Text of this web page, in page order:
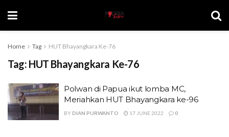
Home Tag HUT Bhayangkara Ke-76
Tag: HUT Bhayangkara Ke-76
Polwan di Papua ikut lomba MC,
Meriahkan HUT Bhayangkara ke-96
BY DIAN PURWANTO 17 JUNE 2022 0